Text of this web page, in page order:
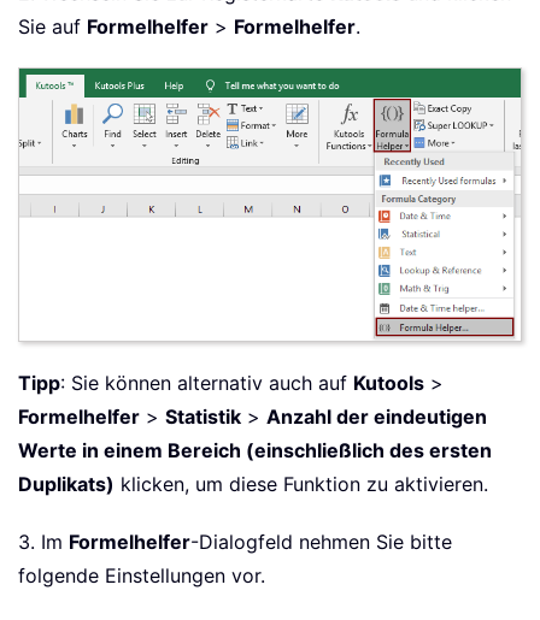
Sie auf Formelhelfer > Formelhelfer.
Tipp: Sie können alternativ auch auf Kutools >
Formelhelfer > Statistik > Anzahl der eindeutigen
Werte in einem Bereich (einschließlich des ersten
Duplikats) klicken, um diese Funktion zu aktivieren.
3. Im Formelhelfer-Dialogfeld nehmen Sie bitte
folgende Einstellungen vor.